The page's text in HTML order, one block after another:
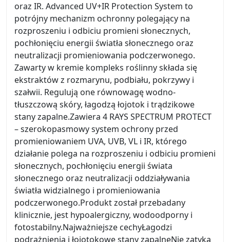
oraz IR. Advanced UV+IR Protection System to
potrójny mechanizm ochronny polegający na
rozproszeniu i odbiciu promieni słonecznych,
pochłonięciu energii światła słonecznego oraz
neutralizacji promieniowania podczerwonego.
Zawarty w kremie kompleks roślinny składa się
ekstraktów z rozmarynu, podbiału, pokrzywy i
szałwii. Regulują one równowagę wodno-
tłuszczową skóry, łagodzą łojotok i trądzikowe
stany zapalne.Zawiera 4 RAYS SPECTRUM PROTECT
– szerokopasmowy system ochrony przed
promieniowaniem UVA, UVB, VL i IR, którego
działanie polega na rozproszeniu i odbiciu promieni
słonecznych, pochłonięciu energii świata
słonecznego oraz neutralizacji oddziaływania
światła widzialnego i promieniowania
podczerwonego.Produkt został przebadany
klinicznie, jest hypoalergiczny, wodoodporny i
fotostabilny.Najważniejsze cechyŁagodzi
podrażnienia i łojotokowe stany zapalneNie zatyka